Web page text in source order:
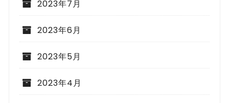
2023年7月
2023年6月
2023年5月
2023年4月